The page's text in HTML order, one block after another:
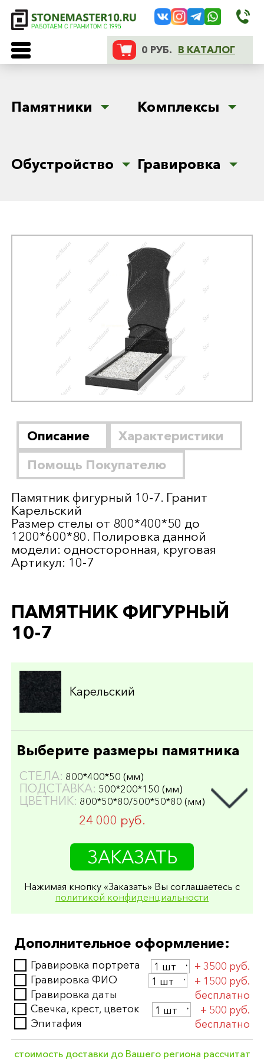
0 РУБ. В КАТАЛОГ
Памятники Комплексы
Обустройство Гравировка
Описание
Характеристики
Помощь Покупателю
Памятник фигурный 10-7. Гранит
Карельский
Размер стелы от 800*400*50 до
1200*600*80. Полировка данной
модели: односторонная, круговая
Артикул: 10-7
ПАМЯТНИК ФИГУРНЫЙ
10-7
Карельский
Выберите размеры памятника
СТЕЛА: 800*400*50 (мм)
ПОДСТАВКА: 500*200*150 (мм)
ЦВЕТНИК: 800*50*80/500*50*80 (мм)
24 000 руб.
800*400*50 (мм)
ПОДСТАВКА:500*200*150 (мм)
ЦВЕТНИК:800*50*80/500*50*80 (мм)
ПОЛИРОВКА:круговая
31 000 руб.
ЦВЕТНИК:800*80*80/500*80*80 (мм)
ПОЛИРОВКА: односторонняя
27 000 руб.
СТЕЛА:800*400*80 (мм)
ПОДСТАВКА:500*200*150 (мм)
ЦВЕТНИК: 800*80*80/500*80*80 (мм)
ПОЛИРОВКА:
35 000 руб.
ЗАКАЗАТЬ
Нажимая кнопку «Заказать» Вы соглашаетесь с
политикой конфиденциальности
Дополнительное оформление:
Гравировка портрета
+ 3500 руб.
Гравировка ФИО
+ 1500 руб.
Гравировка даты
бесплатно
Свечка, крест, цветок
+ 500 руб.
Эпитафия
бесплатно
стоимость доставки до Вашего региона рассчитат